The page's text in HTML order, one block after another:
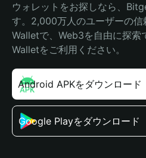
ウォレットをお探しなら、
す。2,000万人のユーザーの
Walletで、Web3を自由に探索
Walletをご利用ください。
Android APKをダウンロード
Google Playをダウンロード